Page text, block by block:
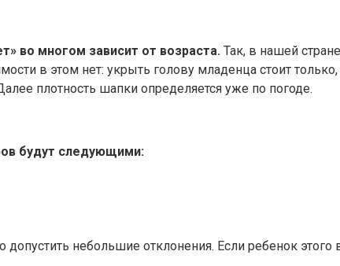
во многом зависит от возраста. Так, в нашей
в этом нет: укрыть голову младенца стоит
плотность шапки определяется уже по погоде.
будут следующими:
небольшие отклонения. Если ребенок этого